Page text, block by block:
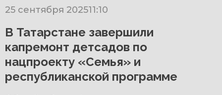
25 сентября 202511:10
В Татарстане завершили
капремонт детсадов по
нацпроекту «Семья» и
республиканской программе